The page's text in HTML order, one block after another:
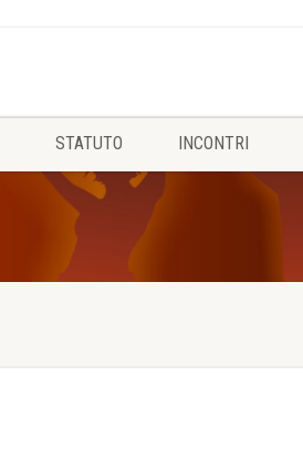
STATUTO INCONTRI